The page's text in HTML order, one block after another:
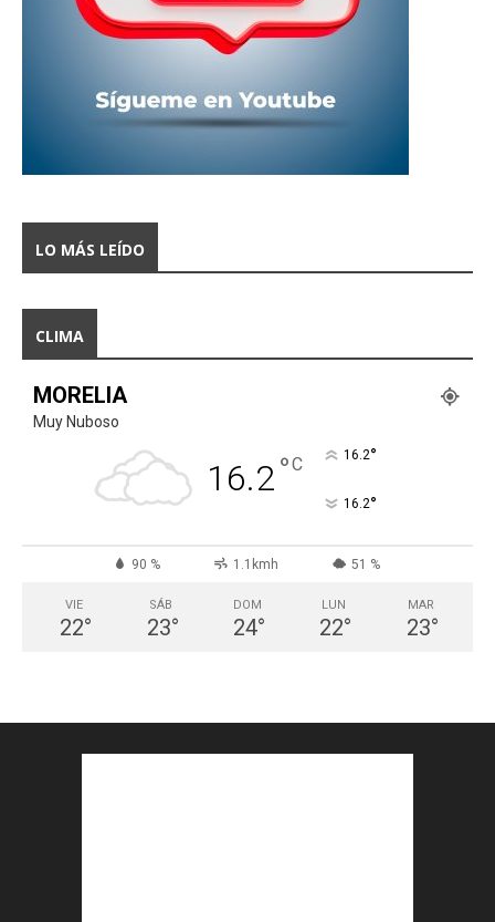
LO MÁS LEÍDO
CLIMA
MORELIA
Muy Nuboso
16.2°C 16.2°
16.2°
90 % 1.1kmh 51 %
VIE
22°
SÁB
23°
DOM
24°
LUN
22°
MAR
23°